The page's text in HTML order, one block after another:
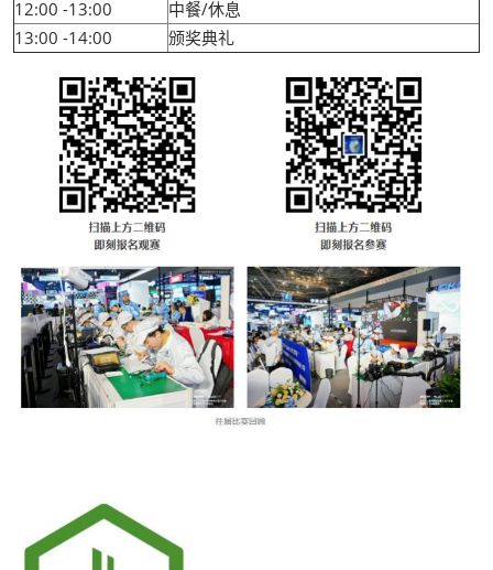
12:00 -13:00
中餐/休息
13:00 -14:00
颁奖典礼